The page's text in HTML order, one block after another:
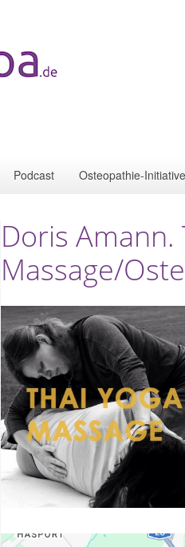
Podcast Osteopathie-Initiative
Doris Amann.
Massage/